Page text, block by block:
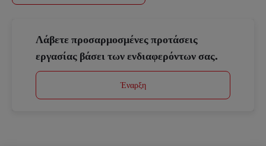
Λάβετε προσαρμοσμένες προτάσεις
εργασίας βάσει των ενδιαφερόντων σας.
Έναρξη